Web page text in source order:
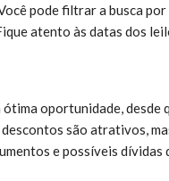
pode filtrar a busca
atento às datas dos
oportunidade,
são atrativos,
e possíveis dívidas